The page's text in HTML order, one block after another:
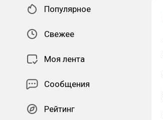
Популярное
Свежее
Моя лента
Сообщения
Рейтинг